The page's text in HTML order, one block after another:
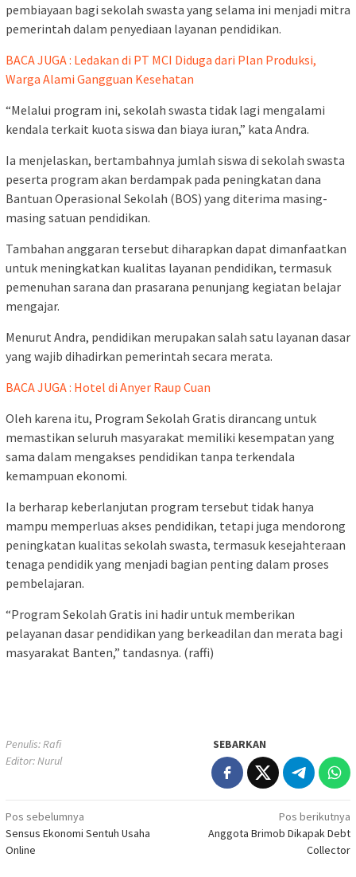
pembiayaan bagi sekolah swasta yang selama ini menjadi mitra
pemerintah dalam penyediaan layanan pendidikan.
BACA JUGA : Ledakan di PT MCI Diduga dari Plan Produksi,
Warga Alami Gangguan Kesehatan
“Melalui program ini, sekolah swasta tidak lagi mengalami
kendala terkait kuota siswa dan biaya iuran,” kata Andra.
Ia menjelaskan, bertambahnya jumlah siswa di sekolah swasta
peserta program akan berdampak pada peningkatan dana
Bantuan Operasional Sekolah (BOS) yang diterima masing-
masing satuan pendidikan.
Tambahan anggaran tersebut diharapkan dapat dimanfaatkan
untuk meningkatkan kualitas layanan pendidikan, termasuk
pemenuhan sarana dan prasarana penunjang kegiatan belajar
mengajar.
Menurut Andra, pendidikan merupakan salah satu layanan dasar
yang wajib dihadirkan pemerintah secara merata.
BACA JUGA : Hotel di Anyer Raup Cuan
Oleh karena itu, Program Sekolah Gratis dirancang untuk
memastikan seluruh masyarakat memiliki kesempatan yang
sama dalam mengakses pendidikan tanpa terkendala
kemampuan ekonomi.
Ia berharap keberlanjutan program tersebut tidak hanya
mampu memperluas akses pendidikan, tetapi juga mendorong
peningkatan kualitas sekolah swasta, termasuk kesejahteraan
tenaga pendidik yang menjadi bagian penting dalam proses
pembelajaran.
“Program Sekolah Gratis ini hadir untuk memberikan
pelayanan dasar pendidikan yang berkeadilan dan merata bagi
masyarakat Banten,” tandasnya. (raffi)
Penulis: Rafi
Editor: Nurul
SEBARKAN
Navigasi
pos
Pos sebelumnya
Sensus Ekonomi Sentuh Usaha
Online
Pos berikutnya
Anggota Brimob Dikapak Debt
Collector